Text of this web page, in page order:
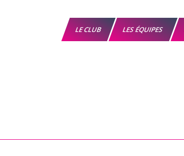
LE CLUB LES ÉQUIPES